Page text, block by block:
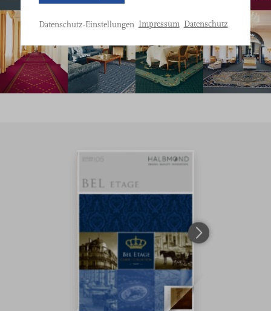
Datenschutz-Einstellungen Impressum Datenschutz
treffen
Sie
eine
Auswahl.